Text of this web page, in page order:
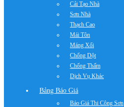
Cải Tạo Nhà
Sơn Nhà
Thạch Cao
Mái Tôn
Máng Xối
Chống Dột
Chống Thấm
Dịch Vụ Khác
Bảng Báo Giá
Báo Giá Thi Công Sơn